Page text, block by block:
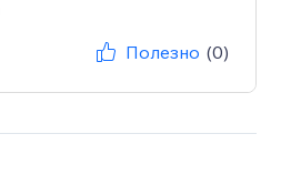
Полезно (0)